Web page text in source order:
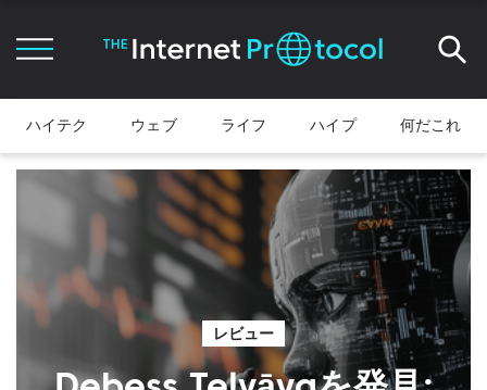
ハイテク ウェブ ライフ ハイプ 何だこれ
レビュー